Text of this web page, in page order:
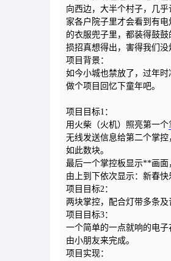
向西边，大半个村子，几
家各户院子里才会看到有
的衣服兜子里，都装得鼓
损招真想得出，害得我们没
项目背景：
如今小城也禁放了，过年时
做个项目回忆下童年吧。
项目目标1：
用火柴（火机）照亮第一个
无线发送信息给第二个掌控
如此数块。
最后一个掌控板显示**画面
由上到下依次显示：新春快
项目目标2：
两块掌控，配合灯带多条及
项目目标3：
一个简单的一点就响的电子
由小朋友来完成。
项目实现：